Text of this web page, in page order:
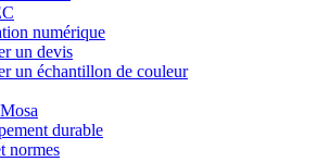
numérique
un devis
un échantillon de couleur
durable
normes